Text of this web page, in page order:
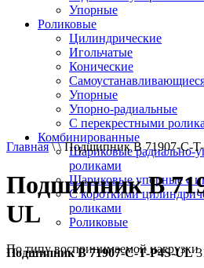
Упорные
Роликовые
Цилиндрические
Игольчатые
Конические
Упорные
Упорно-радиальные
C перекрестными
Комбинированные
Шариковые радиально-
роликами
Шариковые упорные с
С короткими
роликами
Роликовые
По типу воспринимаемой нагрузки
Главная\ \ Подшипник B 71907-С-
Подшипник B
UL
Подшипник B 71907-С-T-P4S-UL